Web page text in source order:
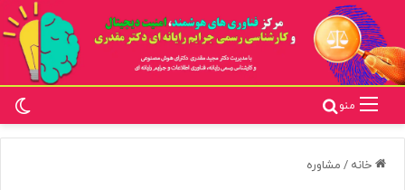
منو
خانه / مشاوره